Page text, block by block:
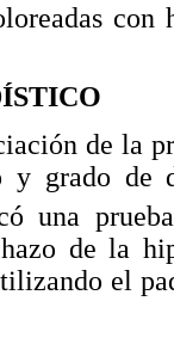
de la
y grado de
una
de la
el